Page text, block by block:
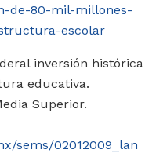
de-80-mil-millones-
escolar
inversión histórica
educativa.
Superior.
sems/02012009_lan